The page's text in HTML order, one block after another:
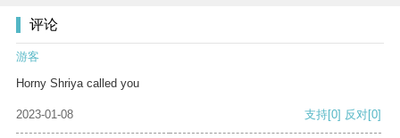
评论
游客
Horny Shriya called you
2023-01-08 支持[0] 反对[0]